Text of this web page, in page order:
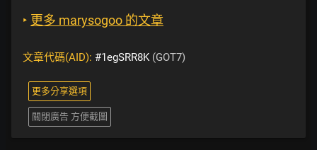
‣ 更多 marysogoo 的文章
文章代碼(AID): #1egSRR8K(GOT7)
更多分享選項
關閉廣告 方便截圖